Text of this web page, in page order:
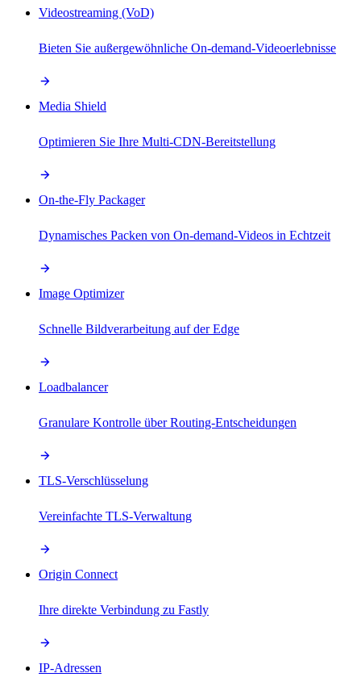
Videostreaming (VoD)
Bieten Sie außergewöhnliche On-demand-Videoerlebnisse
Media Shield
Optimieren Sie Ihre Multi-CDN-Bereitstellung
On-the-Fly Packager
Dynamisches Packen von On-demand-Videos in Echtzeit
Image Optimizer
Schnelle Bildverarbeitung auf der Edge
Loadbalancer
Granulare Kontrolle über Routing-Entscheidungen
TLS-Verschlüsselung
Vereinfachte TLS-Verwaltung
Origin Connect
Ihre direkte Verbindung zu Fastly
IP-Adressen